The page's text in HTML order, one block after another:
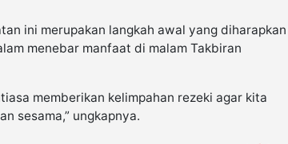
ini merupakan langkah awal yang diharapkan
menebar manfaat di malam Takbiran
memberikan kelimpahan rezeki agar kita
sesama,” ungkapnya.